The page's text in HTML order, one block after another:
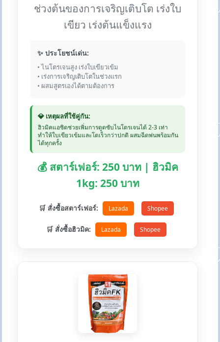
ช่วงต้นของการเจริญเติบโต เร่งใบ
เขียว เร่งต้นแข็งแรง
✨ ประโยชน์เด่น:
• ไนโตรเจนสูง เร่งใบเขียวเข้ม
• เร่งการเจริญเติบโตในช่วงแรก
• ผสมสูตรเองได้ตามต้องการ
💎 เหตุผลที่ใช้คู่กัน:
ฮิวมิคแอซิดช่วยเพิ่มการดูดซับไนโตรเจนได้ 2-3 เท่า
ทำให้ใบเขียวเข้มและโตเร็วกว่าปกติ ผสมฉีดพ่นพร้อมกัน
ได้ทุกครั้ง
💰 สตาร์เฟอร์: 250 บาท | ฮิวมิค
1kg: 250 บาท
🛒 สั่งซื้อสตาร์เฟอร์: Lazada Shopee
🛒 สั่งซื้อฮิวมิค: Lazada Shopee